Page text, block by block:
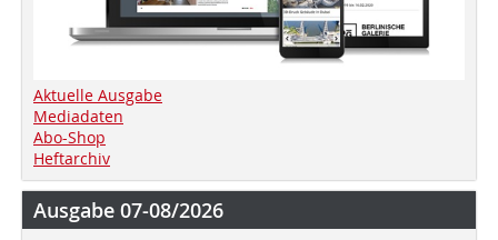
Aktuelle Ausgabe
Mediadaten
Abo-Shop
Heftarchiv
Ausgabe 07-08/2026